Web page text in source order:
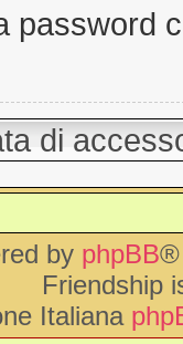
password
di
by phpBB®
Friendship
Italiana